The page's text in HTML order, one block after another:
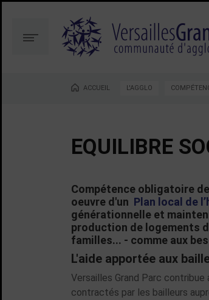
contenu
la
recherche
Menu
Vous êtes ici :
ACCUEIL L'AGGLO
EQUILIBRE
Compétence obligatoire
oeuvre d'un Plan local de
générationnelle et
production de logements
familles... - comme aux
L'aide apportée aux
Versailles Grand Parc
contractés par les bailleurs